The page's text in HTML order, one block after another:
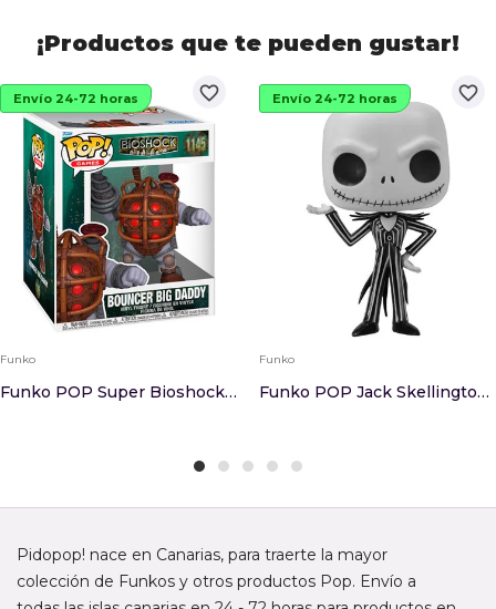
¡Productos que te pueden gustar!
favorite_border
Envío 24-72 horas
Funko
Funko POP Super Bioshock Bouncer Big Daddy
favorite_border
Envío 24-72 horas
Funko
Funko POP Jack Skellington Pesadilla Antes De N...
Pidopop! nace en Canarias, para traerte la mayor
colección de Funkos y otros productos Pop. Envío a